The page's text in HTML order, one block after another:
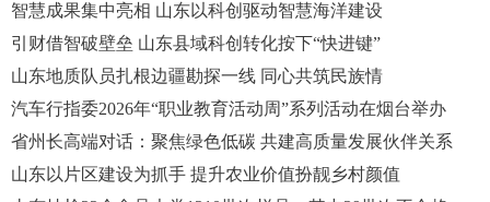
智慧成果集中亮相 山东以科创驱动智慧海洋建设
引财借智破壁垒 山东县域科创转化按下“快进键”
山东地质队员扎根边疆勘探一线 同心共筑民族情
汽车行指委2026年“职业教育活动周”系列活动在烟台举办
省州长高端对话：聚焦绿色低碳 共建高质量发展伙伴关系
山东以片区建设为抓手 提升农业价值扮靓乡村颜值